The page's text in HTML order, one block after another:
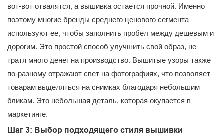
вот-вот отвалятся, а вышивка остается прочной. Именно
поэтому многие бренды среднего ценового сегмента
используют ее, чтобы заполнить пробел между дешевым и
дорогим. Это простой способ улучшить свой образ, не
тратя много денег на производство. Вышитые узоры также
по-разному отражают свет на фотографиях, что позволяет
товарам выделяться на снимках благодаря небольшим
бликам. Это небольшая деталь, которая окупается в
маркетинге.
Шаг 3: Выбор подходящего стиля вышивки